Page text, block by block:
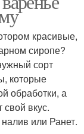
красивые,
сиропе?
сорт
которые
обработки, а
вкус.
или Ранет.